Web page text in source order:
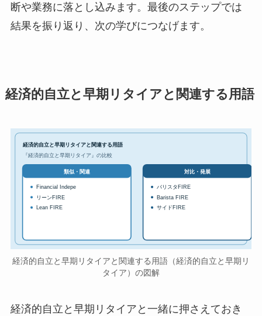
断や業務に落とし込みます。最後のステップでは
結果を振り返り、次の学びにつなげます。
経済的自立と早期リタイアと関連する用語
経済的自立と早期リタイアと関連する用語
『経済的自立と早期リタイア』の比較
類似・関連
Financial Indepe
リーンFIRE
Lean FIRE
対比・発展
バリスタFIRE
Barista FIRE
サイドFIRE
経済的自立と早期リタイアと関連する用語（経済的自立と早期リ
タイア）の図解
経済的自立と早期リタイアと一緒に押さえておき